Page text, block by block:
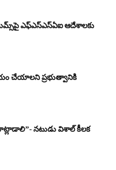
ఎఫ్‌ఎస్‌ఎస్‌ఏఐ ఆదేశాలకు
చేయాలని ప్రభుత్వానికి
నటుడు విశాల్ కీలక